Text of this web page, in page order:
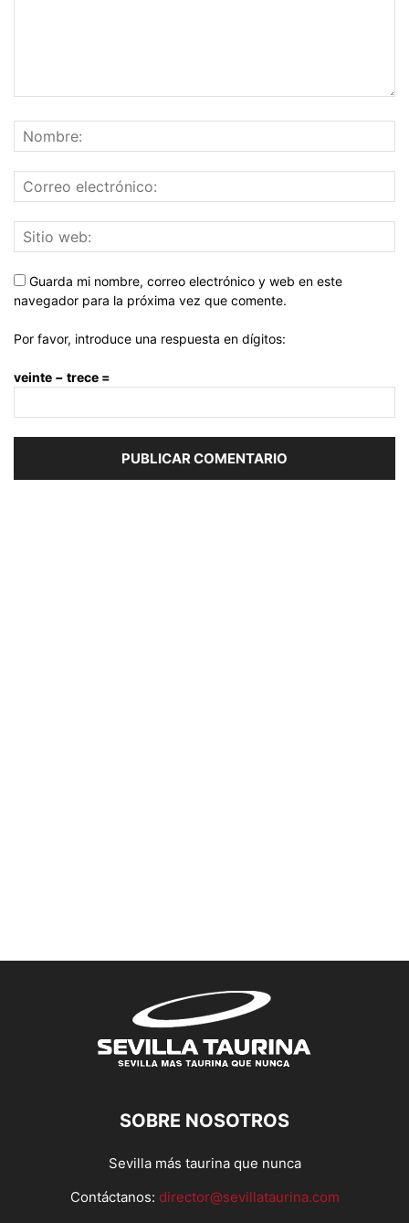
Guarda mi nombre, correo electrónico y web en este
navegador para la próxima vez que comente.
Por favor, introduce una respuesta en dígitos:
veinte − trece =
SOBRE NOSOTROS
Sevilla más taurina que nunca
Contáctanos: director@sevillataurina.com